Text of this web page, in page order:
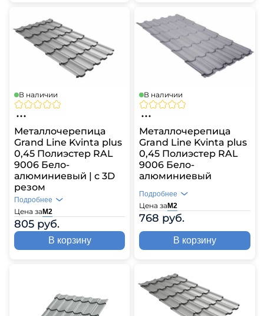
В наличии
Металлочерепица
Grand Line Kvinta plus
0,45 Полиэстер RAL
9006 Бело-
алюминиевый | c 3D
резом
Цена заМ2
805 руб.
Подробнее
В корзину
В наличии
Металлочерепица
Grand Line Kvinta plus
0,45 Полиэстер RAL
9006 Бело-
алюминиевый
Цена заМ2
768 руб.
Подробнее
В корзину